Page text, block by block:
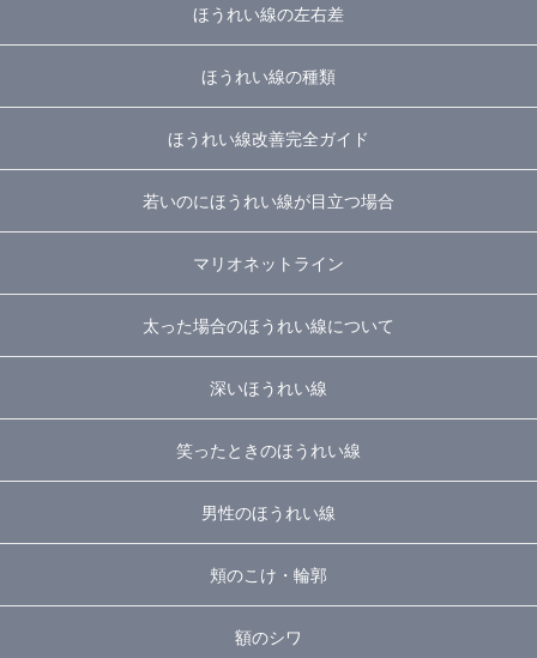
ほうれい線の左右差
ほうれい線の種類
ほうれい線改善完全ガイド
若いのにほうれい線が目立つ場合
マリオネットライン
太った場合のほうれい線について
深いほうれい線
笑ったときのほうれい線
男性のほうれい線
頬のこけ・輪郭
額のシワ